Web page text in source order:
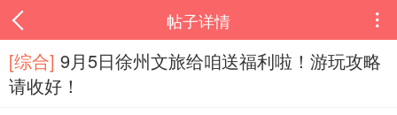
帖子详情 
[综合] 9月5日徐州文旅给咱送福利啦！游玩攻略
请收好！